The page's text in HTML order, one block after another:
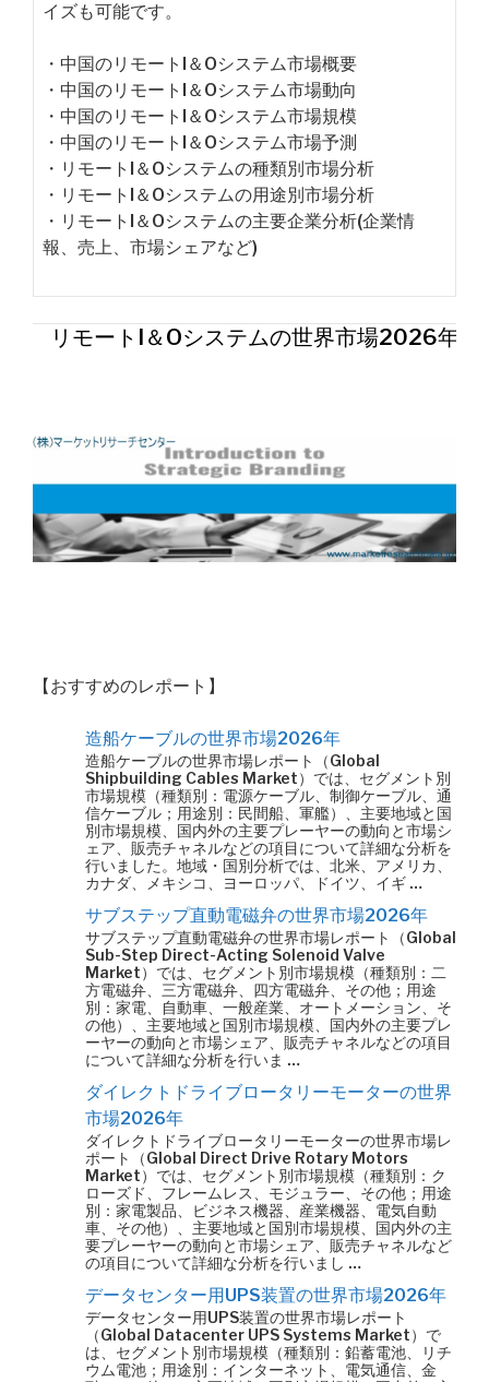
イズも可能です。
・中国のリモートI＆Oシステム市場概要
・中国のリモートI＆Oシステム市場動向
・中国のリモートI＆Oシステム市場規模
・中国のリモートI＆Oシステム市場予測
・リモートI＆Oシステムの種類別市場分析
・リモートI＆Oシステムの用途別市場分析
・リモートI＆Oシステムの主要企業分析(企業情
報、売上、市場シェアなど)
リモートI＆Oシステムの世界市場2026年
【おすすめのレポート】
造船ケーブルの世界市場2026年
造船ケーブルの世界市場レポート（Global
Shipbuilding Cables Market）では、セグメント別
市場規模（種類別：電源ケーブル、制御ケーブル、通
信ケーブル；用途別：民間船、軍艦）、主要地域と国
別市場規模、国内外の主要プレーヤーの動向と市場シ
ェア、販売チャネルなどの項目について詳細な分析を
行いました。地域・国別分析では、北米、アメリカ、
カナダ、メキシコ、ヨーロッパ、ドイツ、イギ …
サブステップ直動電磁弁の世界市場2026年
サブステップ直動電磁弁の世界市場レポート（Global
Sub-Step Direct-Acting Solenoid Valve
Market）では、セグメント別市場規模（種類別：二
方電磁弁、三方電磁弁、四方電磁弁、その他；用途
別：家電、自動車、一般産業、オートメーション、そ
の他）、主要地域と国別市場規模、国内外の主要プレ
ーヤーの動向と市場シェア、販売チャネルなどの項目
について詳細な分析を行いま …
ダイレクトドライブロータリーモーターの世界
市場2026年
ダイレクトドライブロータリーモーターの世界市場レ
ポート（Global Direct Drive Rotary Motors
Market）では、セグメント別市場規模（種類別：ク
ローズド、フレームレス、モジュラー、その他；用途
別：家電製品、ビジネス機器、産業機器、電気自動
車、その他）、主要地域と国別市場規模、国内外の主
要プレーヤーの動向と市場シェア、販売チャネルなど
の項目について詳細な分析を行いまし …
データセンター用UPS装置の世界市場2026年
データセンター用UPS装置の世界市場レポート
（Global Datacenter UPS Systems Market）で
は、セグメント別市場規模（種類別：鉛蓄電池、リチ
ウム電池；用途別：インターネット、電気通信、金